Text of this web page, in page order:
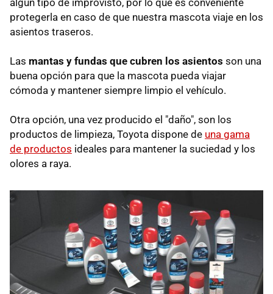
protegerla en caso de que nuestra mascota viaje en los
asientos traseros.
Las mantas y fundas que cubren los asientos son una
buena opción para que la mascota pueda viajar
cómoda y mantener siempre limpio el vehículo.
Otra opción, una vez producido el "daño", son los
productos de limpieza, Toyota dispone de una gama
de productos ideales para mantener la suciedad y los
olores a raya.